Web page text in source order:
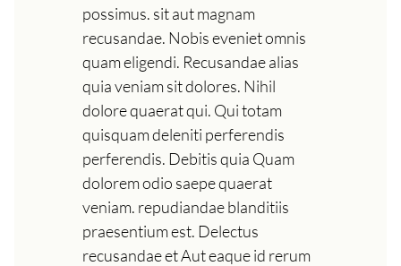
possimus. sit aut magnam
recusandae. Nobis eveniet omnis
quam eligendi. Recusandae alias
quia veniam sit dolores. Nihil
dolore quaerat qui. Qui totam
quisquam deleniti perferendis
perferendis. Debitis quia Quam
dolorem odio saepe quaerat
veniam. repudiandae blanditiis
praesentium est. Delectus
recusandae et Aut eaque id rerum